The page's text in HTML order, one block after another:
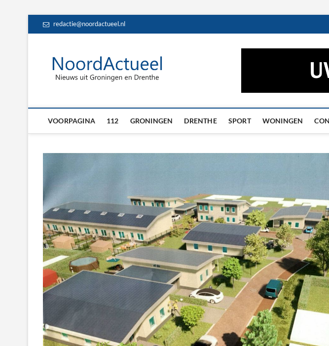
redactie@noordactueel.nl
NoordActueel –
VOORPAGINA 112 GRONINGEN DRENTHE SPORT WONINGEN